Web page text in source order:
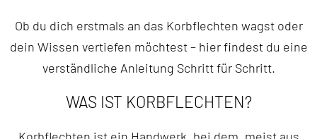
Ob du dich erstmals an das Korbflechten wagst oder
dein Wissen vertiefen möchtest – hier findest du eine
verständliche Anleitung Schritt für Schritt.
WAS IST KORBFLECHTEN?